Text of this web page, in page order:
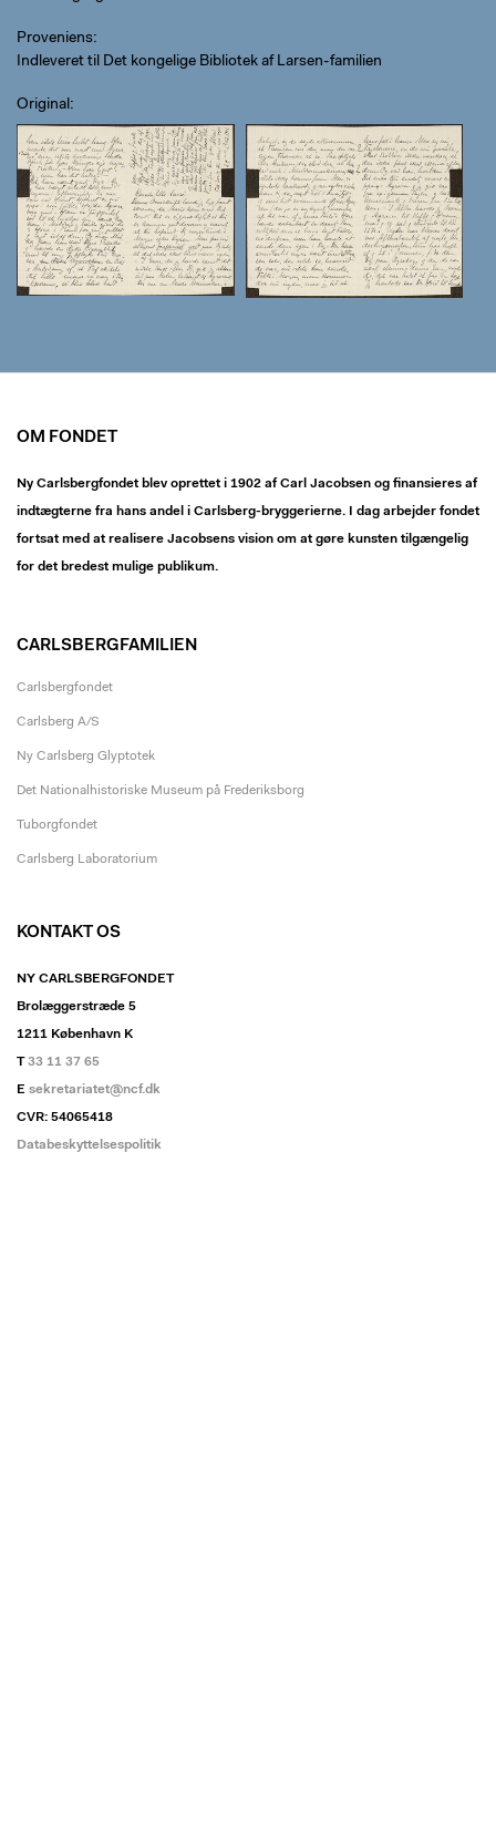
Proveniens
Indleveret til Det kongelige Bibliotek af Larsen-familien
Original
OM FONDET
Ny Carlsbergfondet blev oprettet i 1902 af Carl Jacobsen og finansieres af
indtægterne fra hans andel i Carlsberg-bryggerierne. I dag arbejder fondet
fortsat med at realisere Jacobsens vision om at gøre kunsten tilgængelig
for det bredest mulige publikum.
CARLSBERGFAMILIEN
Carlsbergfondet
Carlsberg A/S
Ny Carlsberg Glyptotek
Det Nationalhistoriske Museum på Frederiksborg
Tuborgfondet
Carlsberg Laboratorium
KONTAKT OS
NY CARLSBERGFONDET
Brolæggerstræde 5
1211 København K
T33 11 37 65
E sekretariatet@ncf.dk
CVR: 54065418
Databeskyttelsespolitik